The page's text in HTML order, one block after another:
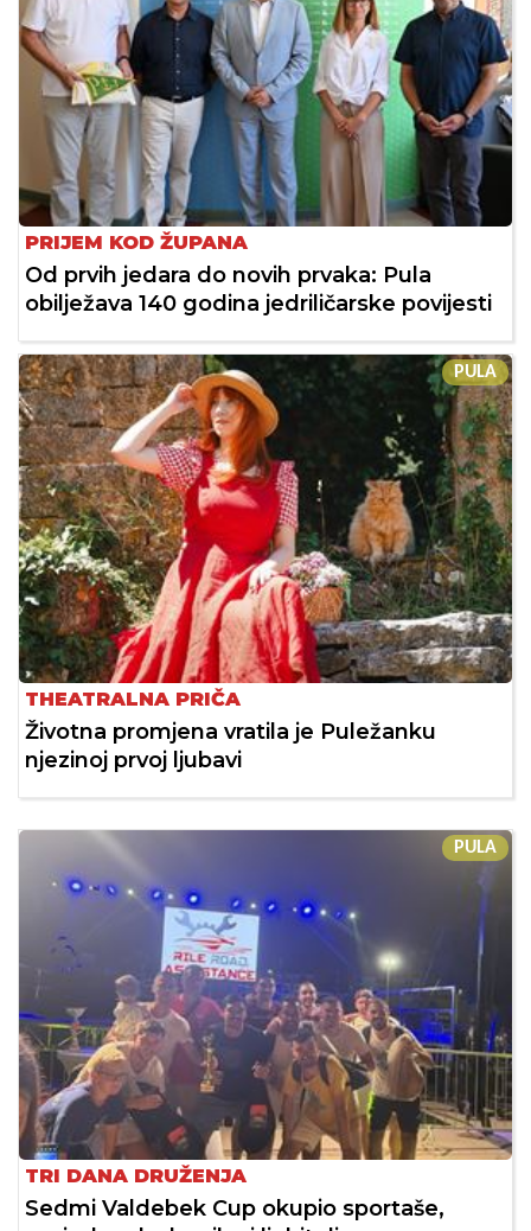
PRIJEM KOD ŽUPANA
Od prvih jedara do novih prvaka: Pula
obilježava 140 godina jedriličarske povijesti
PULA
THEATRALNA PRIČA
Životna promjena vratila je Puležanku
njezinoj prvoj ljubavi
PULA
TRI DANA DRUŽENJA
Sedmi Valdebek Cup okupio sportaše,